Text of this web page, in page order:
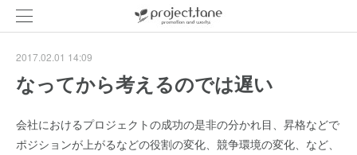
2017.02.01 14:09
なってから考えるのでは遅い
会社におけるプロジェクトの成功の是非の分かれ目、昇格などで
ポジションが上がるなどの役割の変化、競争環境の変化、など、